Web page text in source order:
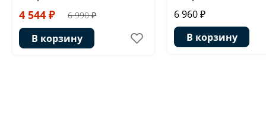
4 544 ₽ 6 990 ₽
В корзину
6 960 ₽
В корзину